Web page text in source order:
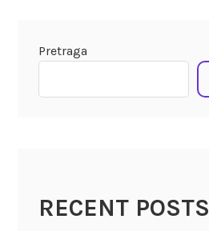
Pretraga
RECENT POSTS